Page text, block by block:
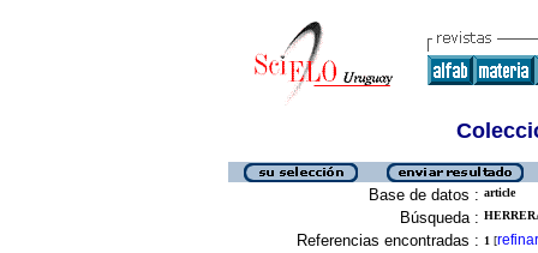
Base de datos : article
Búsqueda :
Referencias encontradas : 1 [refinar